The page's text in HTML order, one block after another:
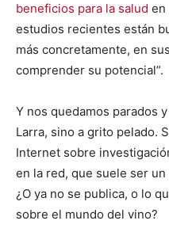
beneficios para la salud en
estudios recientes están
más concretamente, en
comprender su potencial”.
Y nos quedamos parados
Larra, sino a grito pelado.
Internet sobre
en la red, que suele ser
¿O ya no se publica, o lo
sobre el mundo del vino?